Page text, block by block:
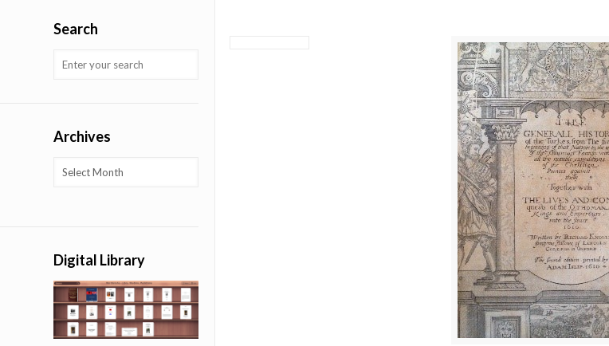
Search
Archives
Archives
Digital Library